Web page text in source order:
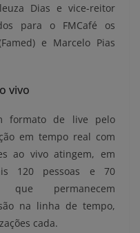
Dias e vice-reitor
para o FMCafé os
e Marcelo Pias
vivo
formato de live pelo
em tempo real com
ao vivo atingem, em
120 pessoas e 70
permanecem
na linha de tempo,
cada.